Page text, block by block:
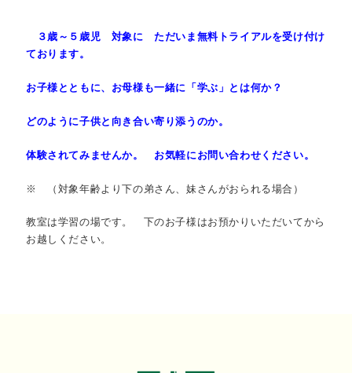
３歳～５歳児 対象に ただいま無料トライアルを受け付け
ております。
お子様とともに、お母様も一緒に「学ぶ」とは何か？
どのように子供と向き合い寄り添うのか。
体験されてみませんか。 お気軽にお問い合わせください。
※ （対象年齢より下の弟さん、妹さんがおられる場合）
教室は学習の場です。 下のお子様はお預かりいただいてから
お越しください。